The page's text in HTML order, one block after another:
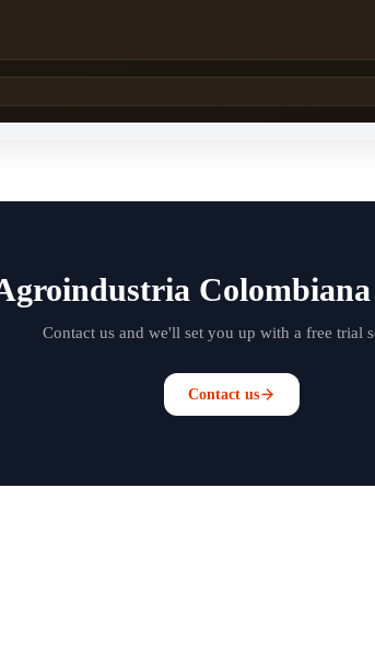
Contact us and we'll set you up with a free trial
Contact us